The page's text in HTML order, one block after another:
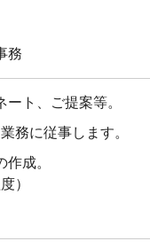
務
ト、ご提案等。
務に従事します。
成。
）